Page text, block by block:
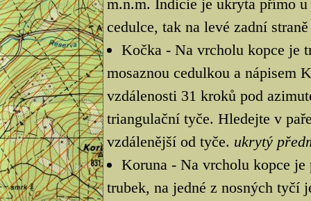
m.n.m. Indicie je ukryta přímo
cedulce, tak na levé zadní
Kočka - Na vrcholu kopce je
mosaznou cedulkou a nápisem
vzdálenosti 31 kroků pod
triangulační tyče. Hledejte v
vzdálenější od tyče. ukrytý
Koruna - Na vrcholu kopce je
trubek, na jedné z nosných tyčí